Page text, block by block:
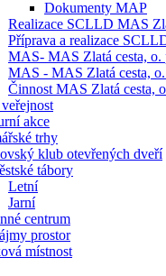
Dokumenty MAP
Realizace SCLLD MAS
Příprava a realizace
MAS- MAS Zlatá cesta, o.
MAS - MAS Zlatá cesta,
Činnost MAS Zlatá cesta,
akce
trhy
klub otevřených dveří
tábory
Letní
Jarní
centrum
prostor
místnost